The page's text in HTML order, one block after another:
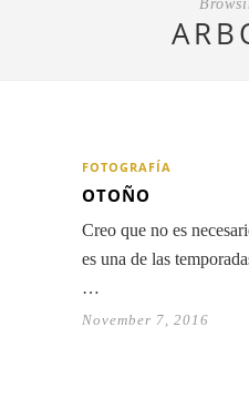
FOTOGRAFÍA
OTOÑO
Creo que no es
es una de las
…
November 7, 2016